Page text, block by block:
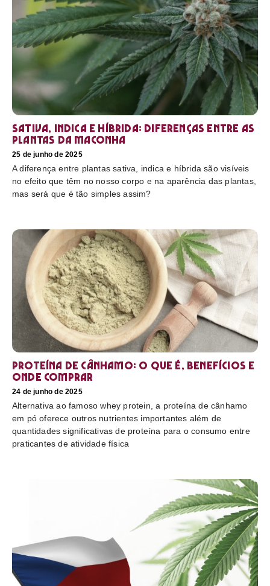
Sativa, Indica e Híbrida: diferenças entre as
plantas da maconha
25 de junho de 2025
A diferença entre plantas sativa, indica e híbrida são visíveis
no efeito que têm no nosso corpo e na aparência das plantas,
mas será que é tão simples assim?
Proteína de cânhamo: o que é, benefícios e
onde comprar
24 de junho de 2025
Alternativa ao famoso whey protein, a proteína de cânhamo
em pó oferece outros nutrientes importantes além de
quantidades significativas de proteína para o consumo entre
praticantes de atividade física